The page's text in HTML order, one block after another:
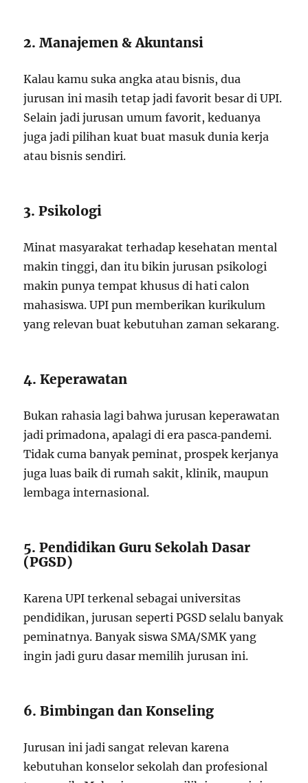
2. Manajemen & Akuntansi
Kalau kamu suka angka atau bisnis, dua
jurusan ini masih tetap jadi favorit besar di UPI.
Selain jadi jurusan umum favorit, keduanya
juga jadi pilihan kuat buat masuk dunia kerja
atau bisnis sendiri.
3. Psikologi
Minat masyarakat terhadap kesehatan mental
makin tinggi, dan itu bikin jurusan psikologi
makin punya tempat khusus di hati calon
mahasiswa. UPI pun memberikan kurikulum
yang relevan buat kebutuhan zaman sekarang.
4. Keperawatan
Bukan rahasia lagi bahwa jurusan keperawatan
jadi primadona, apalagi di era pasca‑pandemi.
Tidak cuma banyak peminat, prospek kerjanya
juga luas baik di rumah sakit, klinik, maupun
lembaga internasional.
5. Pendidikan Guru Sekolah Dasar
(PGSD)
Karena UPI terkenal sebagai universitas
pendidikan, jurusan seperti PGSD selalu banyak
peminatnya. Banyak siswa SMA/SMK yang
ingin jadi guru dasar memilih jurusan ini.
6. Bimbingan dan Konseling
Jurusan ini jadi sangat relevan karena
kebutuhan konselor sekolah dan profesional